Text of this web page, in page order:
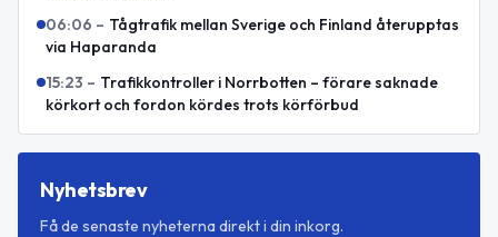
06:06 – Tågtrafik mellan Sverige och Finland återupptas
via Haparanda
15:23 – Trafikkontroller i Norrbotten – förare saknade
körkort och fordon kördes trots körförbud
Nyhetsbrev
Få de senaste nyheterna direkt i din inkorg.